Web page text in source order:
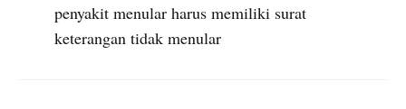
penyakit menular harus memiliki surat
keterangan tidak menular